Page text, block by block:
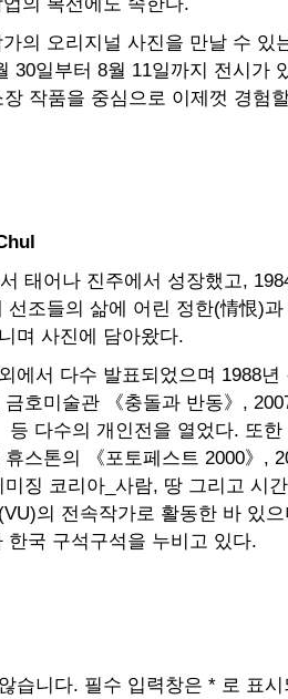
의 오리지널 사진을 만날 수 있
30일부터 8월 11일까지 전시가
작품을 중심으로 이제껏 경험
태어나 진주에서 성장했고,
선조들의 삶에 어린 정한(情恨)
며 사진에 담아왔다.
에서 다수 발표되었으며 1988
호미술관 《충돌과 반동》,
등 다수의 개인전을 열었다. 또
스톤의 《포토페스트 2000》,
징 코리아_사람, 땅 그리고 시
의 전속작가로 활동한 바 있
한국 구석구석을 누비고 있다.
습니다. 필수 입력창은 * 로 표